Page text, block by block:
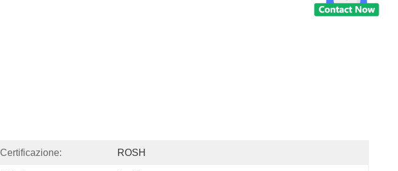
Certificazione: ROSH